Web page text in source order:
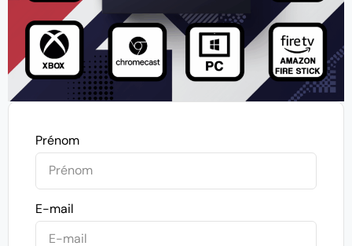
Prénom
E-mail